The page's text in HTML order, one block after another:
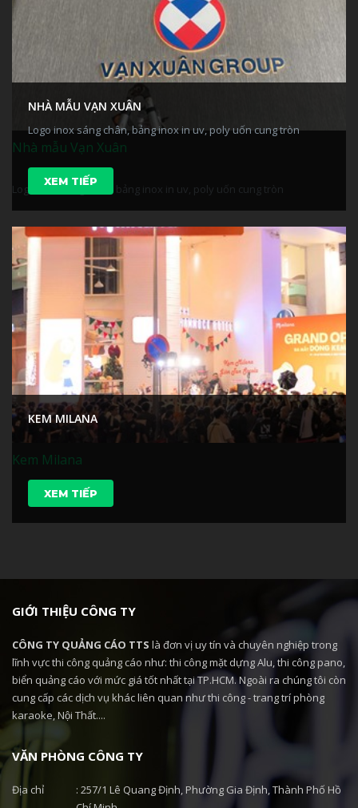
NHÀ MẪU VẠN XUÂN
Logo inox sáng chân, bảng inox in uv, poly uốn cung tròn
XEM TIẾP
Nhà mẫu Vạn Xuân
Logo inox sáng chân, bảng inox in uv, poly uốn cung tròn
KEM MILANA
XEM TIẾP
Kem Milana
GIỚI THIỆU CÔNG TY
CÔNG TY QUẢNG CÁO TTS là đơn vị uy tín và chuyên nghiệp trong
lĩnh vực thi công quảng cáo như: thi công mặt dựng Alu, thi công pano,
biển quảng cáo với mức giá tốt nhất tại TP.HCM. Ngoài ra chúng tôi còn
cung cấp các dịch vụ khác liên quan như thi công - trang trí phòng
karaoke, Nội Thất....
VĂN PHÒNG CÔNG TY
Địa chỉ
: 257/1 Lê Quang Định, Phường Gia Định, Thành Phố Hồ